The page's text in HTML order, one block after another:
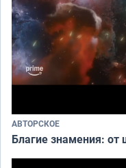
АВТОРСКОЕ
Благие знамения: